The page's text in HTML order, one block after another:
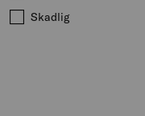
Skadlig